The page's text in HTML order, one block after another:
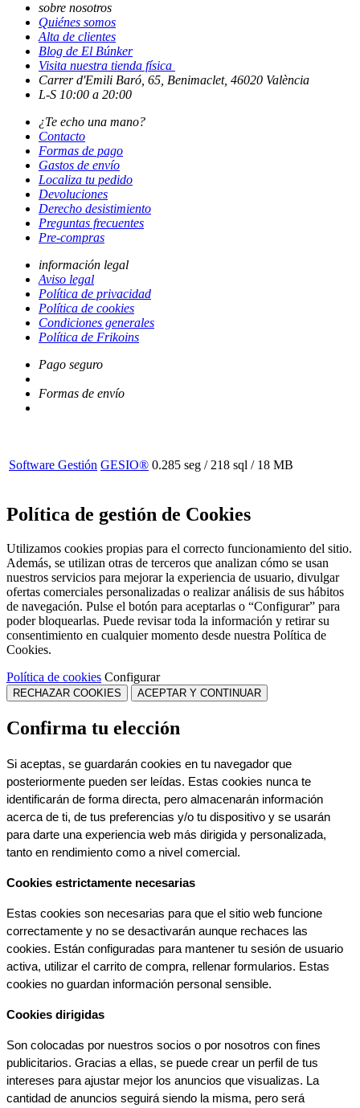
sobre nosotros
Quiénes somos
Alta de clientes
Blog de El Búnker
Visita nuestra tienda física
Carrer d'Emili Baró, 65, Benimaclet, 46020 València
L-S 10:00 a 20:00
¿Te echo una mano?
Contacto
Formas de pago
Gastos de envío
Localiza tu pedido
Devoluciones
Derecho desistimiento
Preguntas frecuentes
Pre-compras
información legal
Aviso legal
Política de privacidad
Política de cookies
Condiciones generales
Política de Frikoins
Pago seguro
Formas de envío
Software Gestión GESIO® 0.285 seg / 218 sql / 18 MB
Política de gestión de Cookies
Utilizamos cookies propias para el correcto funcionamiento del sitio.
Además, se utilizan otras de terceros que analizan cómo se usan
nuestros servicios para mejorar la experiencia de usuario, divulgar
ofertas comerciales personalizadas o realizar análisis de sus hábitos
de navegación. Pulse el botón para aceptarlas o “Configurar” para
poder bloquearlas. Puede revisar toda la información y retirar su
consentimiento en cualquier momento desde nuestra Política de
Cookies.
Política de cookies Configurar
RECHAZAR COOKIES ACEPTAR Y CONTINUAR
Confirma tu elección
Si aceptas, se guardarán cookies en tu navegador que
posteriormente pueden ser leídas. Estas cookies nunca te
identificarán de forma directa, pero almacenarán información
acerca de ti, de tus preferencias y/o tu dispositivo y se usarán
para darte una experiencia web más dirigida y personalizada,
tanto en rendimiento como a nivel comercial.
Cookies estrictamente necesarias
Estas cookies son necesarias para que el sitio web funcione
correctamente y no se desactivarán aunque rechaces las
cookies. Están configuradas para mantener tu sesión de usuario
activa, utilizar el carrito de compra, rellenar formularios. Estas
cookies no guardan información personal sensible.
Cookies dirigidas
Son colocadas por nuestros socios o por nosotros con fines
publicitarios. Gracias a ellas, se puede crear un perfil de tus
intereses para ajustar mejor los anuncios que visualizas. La
cantidad de anuncios seguirá siendo la misma, pero será